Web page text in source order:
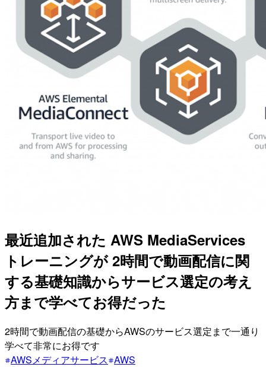
最近追加された AWS MediaServices
トレーニングが 2時間で動画配信に関
する基礎知識からサービス選定の考え
方まで学べてお得だった
2時間で動画配信の基礎からAWSのサービス選定まで一通り
学べて非常にお得です
AWSメディアサービス AWS